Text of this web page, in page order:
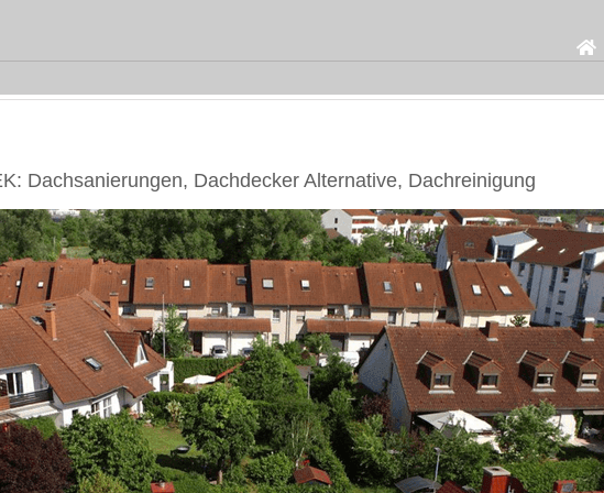
Dachsanierungen, Dachdecker Alternative, Dachreinigung